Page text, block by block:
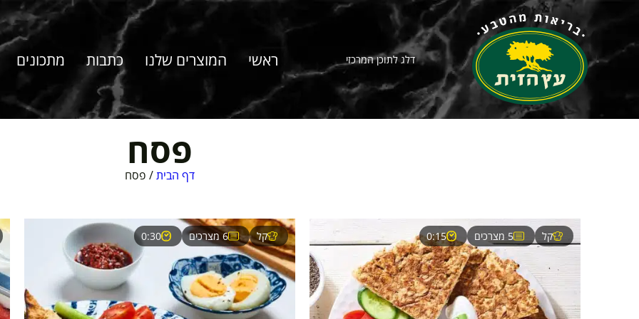
דלג לתוכן המרכזי ראשי המוצרים שלנו כתבות מתכונים
פסח
דף הבית/ פסח
קל 5 מצרכים 0:15 קל 6 מצרכים 0:30